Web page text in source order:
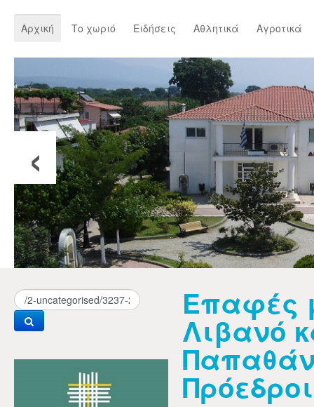
Αρχική Το χωριό Ειδήσεις Αθλητικά Αγροτικά
‹
Επαφές
Λιβανό